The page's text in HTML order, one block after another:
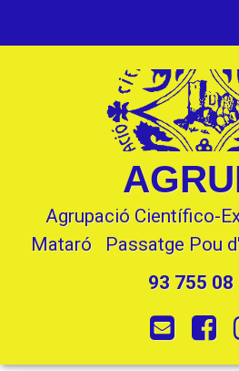
Agrupació Científico-
Mataró   Passatge Pou
93 755 08
E-mail